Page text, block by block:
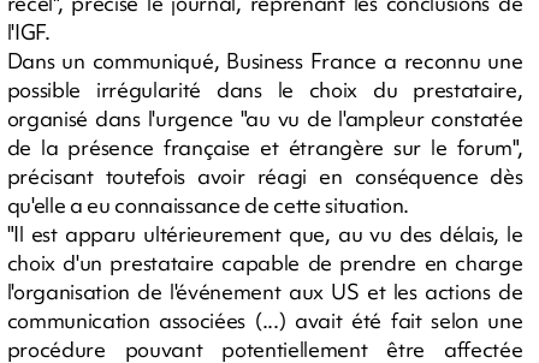
l'IGF.
Dans un communiqué, Business France a reconnu une
possible irrégularité dans le choix du prestataire,
organisé dans l'urgence "au vu de l'ampleur constatée
de la présence française et étrangère sur le forum",
précisant toutefois avoir réagi en conséquence dès
qu'elle a eu connaissance de cette situation.
"Il est apparu ultérieurement que, au vu des délais, le
choix d'un prestataire capable de prendre en charge
l'organisation de l'événement aux US et les actions de
communication associées (...) avait été fait selon une
procédure pouvant potentiellement être affectée